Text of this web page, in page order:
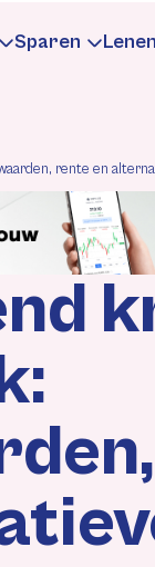
berekenen
Sparen
Informatie
Lenen
rente en